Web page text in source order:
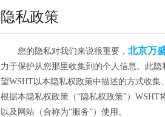
隐私政策
您的隐私对我们来说很重要， 北京万
力于保护从您那里收集到的个人信息。此
望WSHT以本隐私权政策中描述的方式收集
根据本隐私权政策（“隐私权政策”）
以及网站（合称为“服务”）使用。